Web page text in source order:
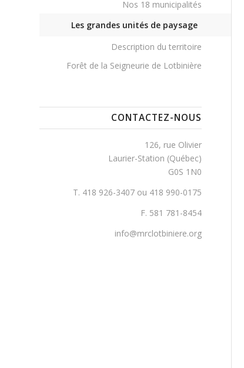
Nos 18 municipalités
Les grandes unités de paysage
Description du territoire
Forêt de la Seigneurie de Lotbinière
CONTACTEZ-NOUS
126, rue Olivier
Laurier-Station (Québec)
G0S 1N0
T. 418 926-3407 ou 418 990-0175
F. 581 781-8454
info@mrclotbiniere.org